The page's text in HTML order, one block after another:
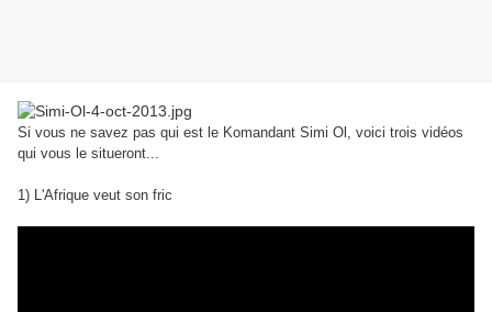
Si vous ne savez pas qui est le Komandant Simi Ol, voici trois vidéos
qui vous le situeront...
1) L'Afrique veut son fric